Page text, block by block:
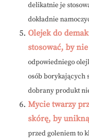
delikatnie je
dokładnie
Olejek do
stosować, by
odpowiedniego
osób borykających
dobrany produkt
Mycie twarzy
skórę, by
przed goleniem to